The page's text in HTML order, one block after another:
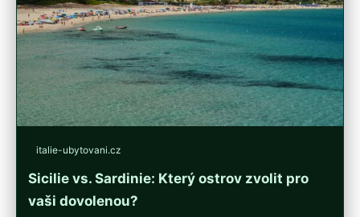
italie-ubytovani.cz
Sicilie vs. Sardinie: Který ostrov zvolit pro
vaši dovolenou?